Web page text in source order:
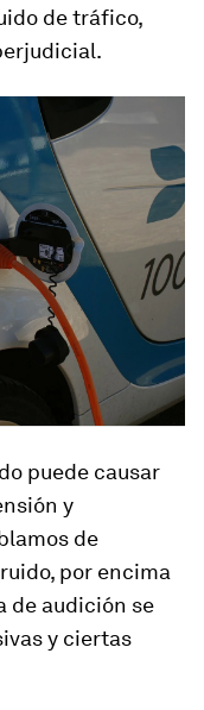
de tráfico,
puede causar
y
de
por encima
de audición se
y ciertas